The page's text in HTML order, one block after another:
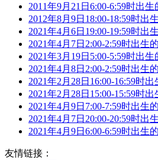
2011年9月21日6:00-6:59时出
2012年8月9日18:00-18:59时出
2021年4月6日19:00-19:59时出
2021年4月7日2:00-2:59时出生
2021年3月19日5:00-5:59时出
2021年4月8日2:00-2:59时出生
2021年2月28日16:00-16:59时
2021年2月28日15:00-15:59时
2021年4月9日7:00-7:59时出生
2021年4月7日20:00-20:59时出
2021年4月9日6:00-6:59时出生
友情链接：